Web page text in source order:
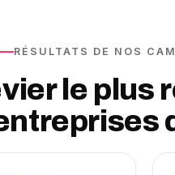
RÉSULTATS DE NOS
le plus